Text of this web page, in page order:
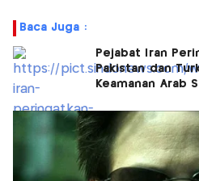
Baca Juga :
Pejabat Iran
Pakistan dan
Keamanan Arab